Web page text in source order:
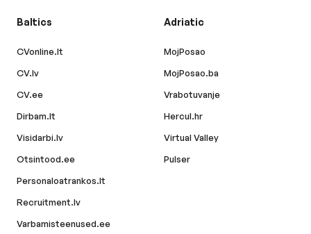
Baltics
CVonline.lt
CV.lv
CV.ee
Dirbam.lt
Visidarbi.lv
Otsintood.ee
Personaloatrankos.lt
Recruitment.lv
Varbamisteenused.ee
Adriatic
MojPosao
MojPosao.ba
Vrabotuvanje
Hercul.hr
Virtual Valley
Pulser